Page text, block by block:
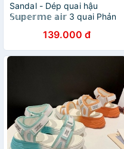
Sandal - Dép quai hậu
𝕊𝕦𝕡𝕖𝕣𝕞𝕖 𝕒𝕚𝕣 3 quai Phản
139.000 đ